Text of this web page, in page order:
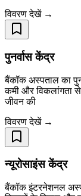
विवरण देखें →
पुनर्वास केंद्र
बैंकॉक अस्पताल का
कमी और विकलांगता से
जीवन की
विवरण देखें →
न्यूरोसाइंस केंद्र
बैंकॉक इंटरनेशनल